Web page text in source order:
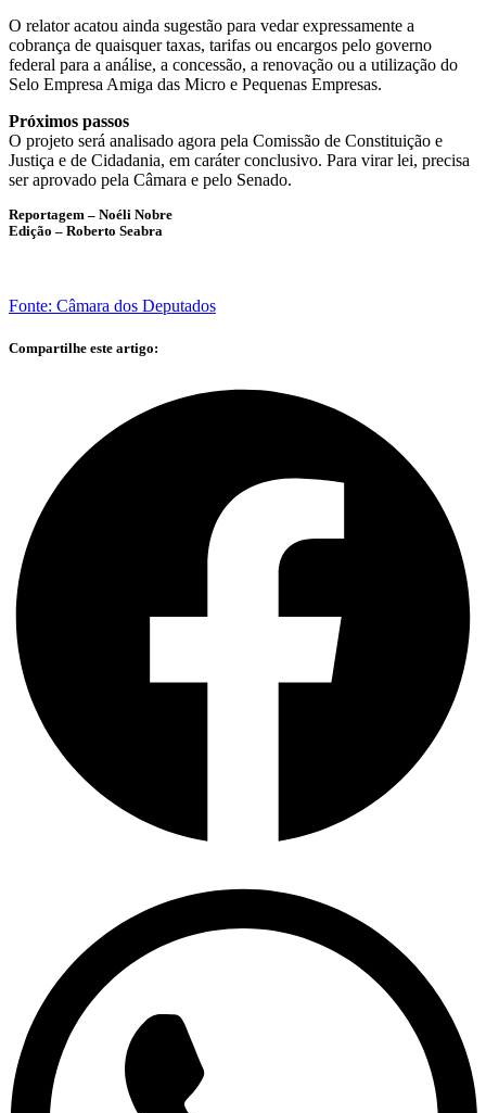
O relator acatou ainda sugestão para vedar expressamente a
cobrança de quaisquer taxas, tarifas ou encargos pelo governo
federal para a análise, a concessão, a renovação ou a utilização do
Selo Empresa Amiga das Micro e Pequenas Empresas.
Próximos passos
O projeto será analisado agora pela Comissão de Constituição e
Justiça e de Cidadania, em caráter conclusivo. Para virar lei, precisa
ser aprovado pela Câmara e pelo Senado.
Reportagem – Noéli Nobre
Edição – Roberto Seabra
Fonte: Câmara dos Deputados
Compartilhe este artigo: